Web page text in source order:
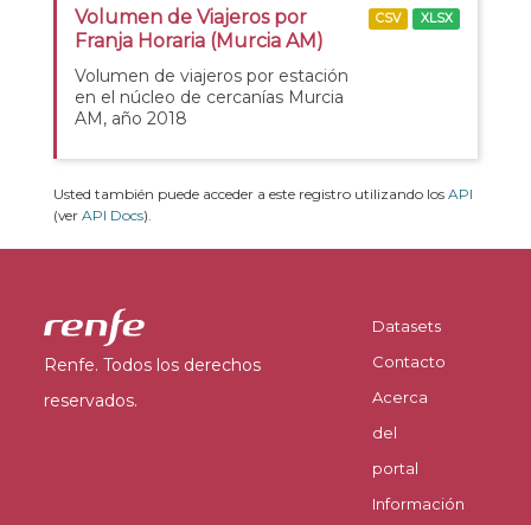
Volumen de Viajeros por
Franja Horaria (Murcia AM)
Volumen de viajeros por estación
en el núcleo de cercanías Murcia
AM, año 2018
CSV XLSX
Usted también puede acceder a este registro utilizando los API
(ver API Docs).
Renfe. Todos los derechos
reservados.
Datasets
Contacto
Acerca
del
portal
Información